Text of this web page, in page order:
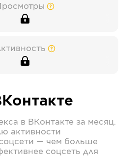
в ВКонтакте за месяц.
активности
— чем больше
соцсеть для